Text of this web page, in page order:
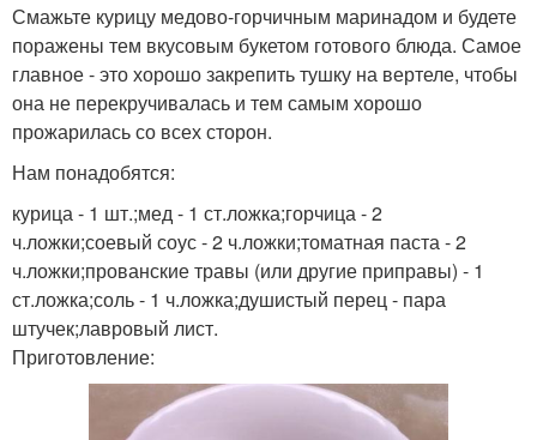
Смажьте курицу медово-горчичным маринадом и будете
поражены тем вкусовым букетом готового блюда. Самое
главное - это хорошо закрепить тушку на вертеле, чтобы
она не перекручивалась и тем самым хорошо
прожарилась со всех сторон.
Нам понадобятся:
курица - 1 шт.;мед - 1 ст.ложка;горчица - 2
ч.ложки;соевый соус - 2 ч.ложки;томатная паста - 2
ч.ложки;прованские травы (или другие приправы) - 1
ст.ложка;соль - 1 ч.ложка;душистый перец - пара
штучек;лавровый лист.
Приготовление: